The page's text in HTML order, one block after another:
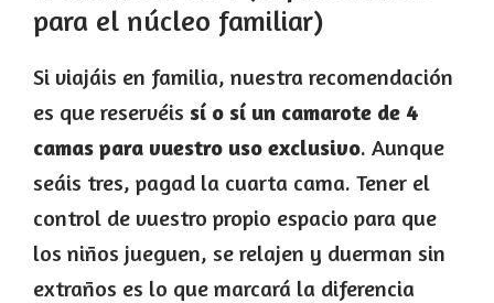
para el núcleo familiar)
Si viajáis en familia, nuestra recomendación
es que reservéis sí o sí un camarote de 4
camas para vuestro uso exclusivo. Aunque
seáis tres, pagad la cuarta cama. Tener el
control de vuestro propio espacio para que
los niños jueguen, se relajen y duerman sin
extraños es lo que marcará la diferencia